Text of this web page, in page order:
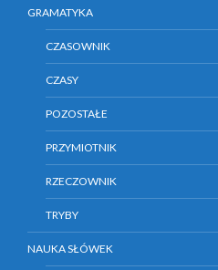
GRAMATYKA
CZASOWNIK
CZASY
POZOSTAŁE
PRZYMIOTNIK
RZECZOWNIK
TRYBY
NAUKA SŁÓWEK